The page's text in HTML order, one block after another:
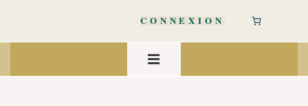
contenu
CONNEXION